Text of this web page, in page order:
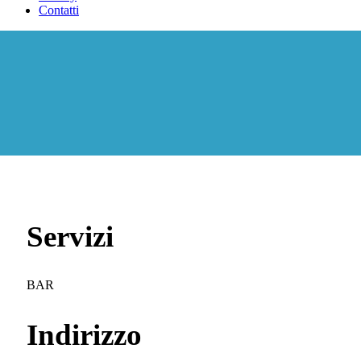
Contatti
Servizi
BAR
Indirizzo